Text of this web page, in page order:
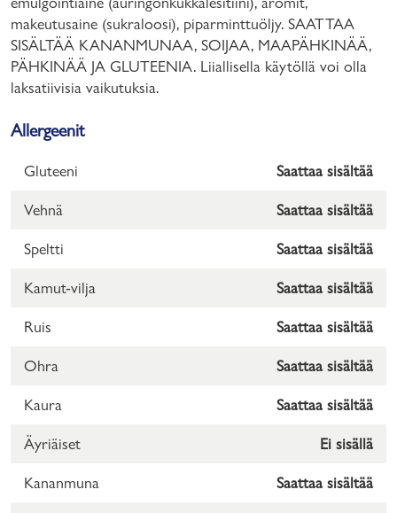
makeutusaine (sukraloosi), piparminttuöljy. SAATTAA
SISÄLTÄÄ KANANMUNAA, SOIJAA, MAAPÄHKINÄÄ,
PÄHKINÄÄ JA GLUTEENIA. Liiallisella käytöllä voi olla
laksatiivisia vaikutuksia.
Allergeenit
Gluteeni Saattaa sisältää
Vehnä Saattaa sisältää
Speltti Saattaa sisältää
Kamut-vilja Saattaa sisältää
Ruis Saattaa sisältää
Ohra Saattaa sisältää
Kaura Saattaa sisältää
Äyriäiset Ei sisällä
Kananmuna Saattaa sisältää